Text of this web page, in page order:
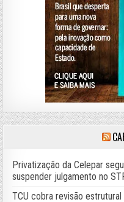
Privatização da Celepar
suspender julgamento no
TCU cobra revisão estrutural